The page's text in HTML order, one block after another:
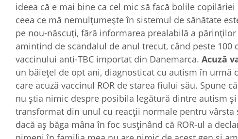
ideea că e mai bine ca cel mic să facă bolile
ceea ce mă nemulțumește în sistemul de sănătate
pe nou-născuți, fără informarea prealabilă a
amintind de scandalul de anul trecut, când peste
vaccinului anti-TBC importat din Danemarca. Acuză
un băiețel de opt ani, diagnosticat cu autism în urmă
care acuză vaccinul ROR de starea fiului său. Spune
nu știa nimic despre posibila legătură dintre autism
transformat din unul cu reacții normale pentru vârsta
dacă aș băga mâna în foc susținând că ROR-ul a